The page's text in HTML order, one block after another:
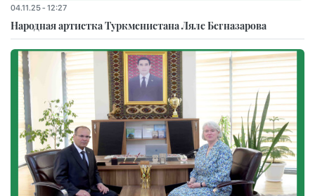
04.11.25 - 12:27
Народная артистка Туркменистана Ляле Бегназарова